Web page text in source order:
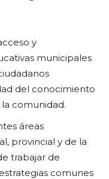
y
municipales
del conocimiento
comunidad.
áreas
provincial y de la
trabajar de
comunes